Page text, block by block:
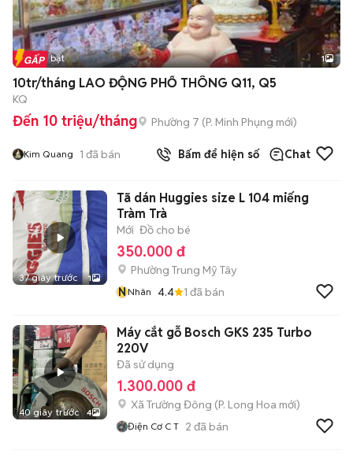
Tin nổi bật 1
10tr/tháng LAO ĐỘNG PHỔ THÔNG Q11, Q5
KQ
Đến 10 triệu/tháng Phường 7 (P. Minh Phụng mới)
Kim Quang 1 đã bán Bấm để hiện số Chat
37 giây trước 1
Tã dán Huggies size L 104 miếng
Tràm Trà
Mới Đồ cho bé
350.000 đ
Phường Trung Mỹ Tây
NNhân 4.4 1 đã bán
40 giây trước 4
Máy cắt gỗ Bosch GKS 235 Turbo
220V
Đã sử dụng
1.300.000 đ
Xã Trường Đông (P. Long Hoa mới)
Điện Cơ C T 2 đã bán